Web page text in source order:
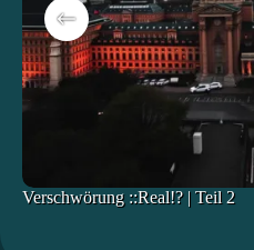
Verschwörung ::Real!? | Teil 2